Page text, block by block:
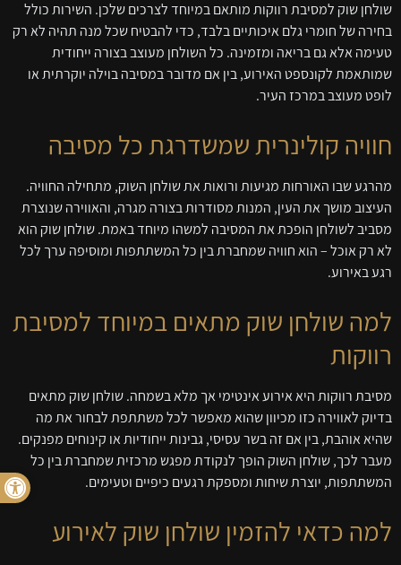
שולחן שוק למסיבת רווקות מותאם במיוחד לצרכים שלכן. השירות כולל
בחירה של חומרי גלם איכותיים בלבד, כדי להבטיח שכל מנה תהיה לא רק
טעימה אלא גם בריאה ומזמינה. כל השולחן מעוצב בצורה ייחודית
שמותאמת לקונספט האירוע, בין אם מדובר במסיבה בוילה יוקרתית או
לופט מעוצב במרכז העיר.
חוויה קולינרית שמשדרגת כל מסיבה
מהרגע שבו האורחות מגיעות ורואות את שולחן השוק, מתחילה החוויה.
העיצוב מושך את העין, המנות מסודרות בצורה מגרה, והאווירה שנוצרת
מסביב לשולחן הופכת את המסיבה למשהו מיוחד באמת. שולחן שוק הוא
לא רק אוכל – הוא חוויה שמחברת בין כל המשתתפות ומוסיפה ערך לכל
רגע באירוע.
למה שולחן שוק מתאים במיוחד למסיבת
רווקות
מסיבת רווקות היא אירוע אינטימי אך מלא בשמחה. שולחן שוק מתאים
בדיוק לאווירה כזו מכיוון שהוא מאפשר לכל משתתפת לבחור את מה
שהיא אוהבת, בין אם זה בשר עסיסי, גבינות ייחודיות או קינוחים מפנקים.
מעבר לכך, שולחן השוק הופך לנקודת מפגש מרכזית שמחברת בין כל
המשתתפות, יוצרת שיחות ומספקת רגעים כיפיים וטעימים.
למה כדאי להזמין שולחן שוק לאירוע
פתח